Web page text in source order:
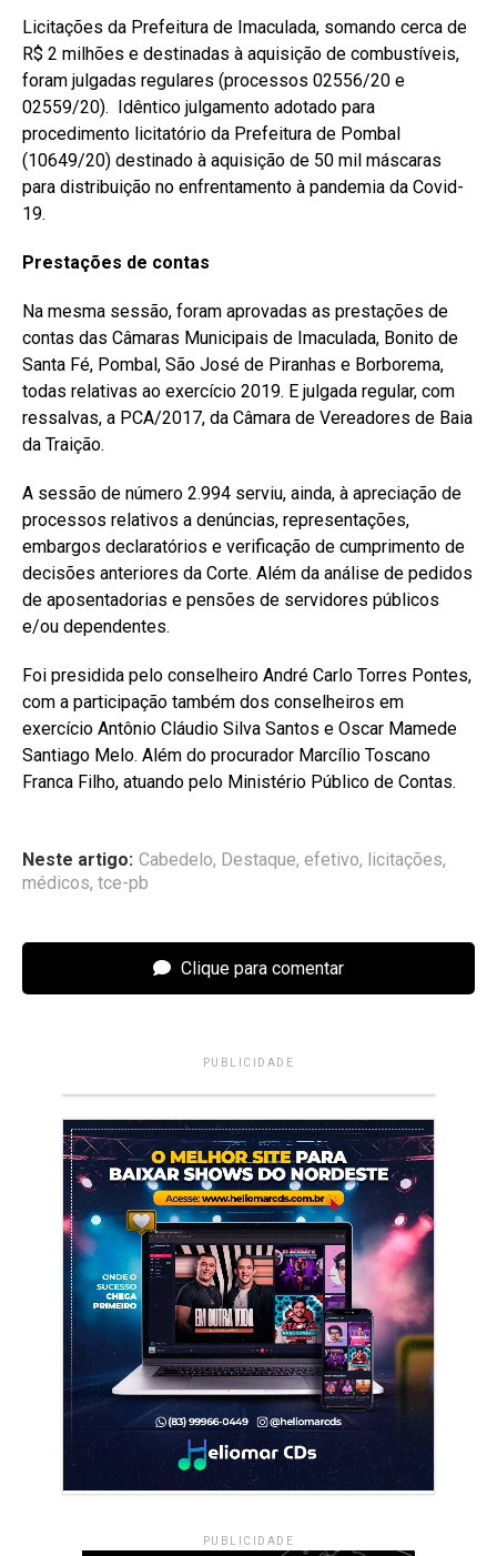
Licitações da Prefeitura de Imaculada, somando cerca de
R$ 2 milhões e destinadas à aquisição de combustíveis,
foram julgadas regulares (processos 02556/20 e
02559/20). Idêntico julgamento adotado para
procedimento licitatório da Prefeitura de Pombal
(10649/20) destinado à aquisição de 50 mil máscaras
para distribuição no enfrentamento à pandemia da Covid-
19.
Prestações de contas
Na mesma sessão, foram aprovadas as prestações de
contas das Câmaras Municipais de Imaculada, Bonito de
Santa Fé, Pombal, São José de Piranhas e Borborema,
todas relativas ao exercício 2019. E julgada regular, com
ressalvas, a PCA/2017, da Câmara de Vereadores de Baia
da Traição.
A sessão de número 2.994 serviu, ainda, à apreciação de
processos relativos a denúncias, representações,
embargos declaratórios e verificação de cumprimento de
decisões anteriores da Corte. Além da análise de pedidos
de aposentadorias e pensões de servidores públicos
e/ou dependentes.
Foi presidida pelo conselheiro André Carlo Torres Pontes,
com a participação também dos conselheiros em
exercício Antônio Cláudio Silva Santos e Oscar Mamede
Santiago Melo. Além do procurador Marcílio Toscano
Franca Filho, atuando pelo Ministério Público de Contas.
Neste artigo: Cabedelo, Destaque, efetivo, licitações,
médicos, tce-pb
Clique para comentar
PUBLICIDADE
PUBLICIDADE